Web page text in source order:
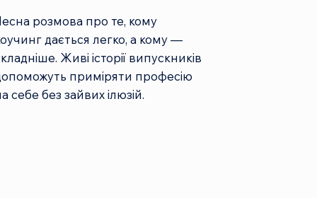
розмова про те, кому
дається легко, а кому —
Живі історії випускників
приміряти професію
себе без зайвих ілюзій.